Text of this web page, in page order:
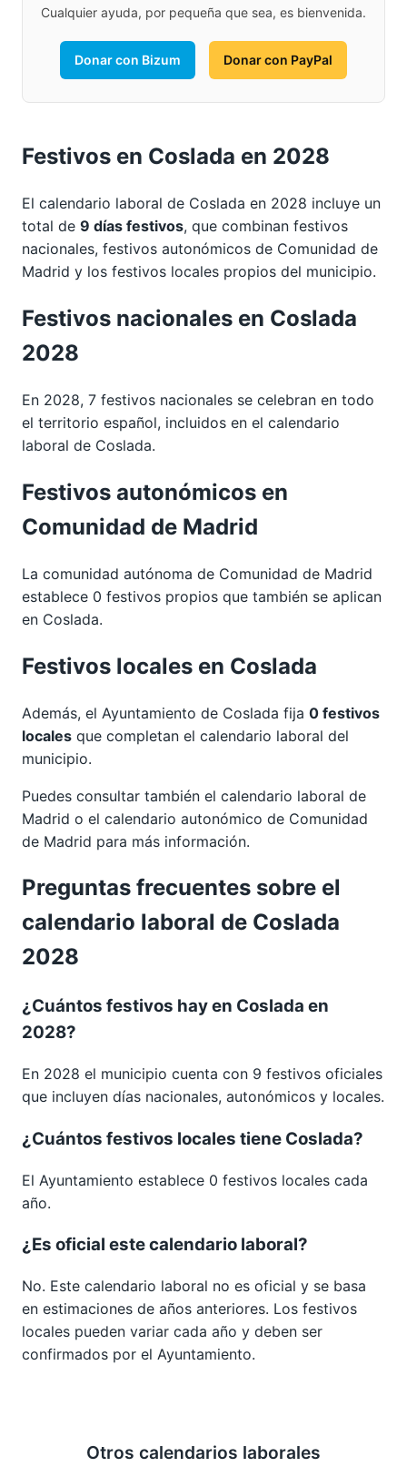
Cualquier ayuda, por pequeña que sea, es bienvenida.
Donar con Bizum Donar con PayPal
Festivos en Coslada en 2028
El calendario laboral de Coslada en 2028 incluye un
total de 9 días festivos, que combinan festivos
nacionales, festivos autonómicos de Comunidad de
Madrid y los festivos locales propios del municipio.
Festivos nacionales en Coslada
2028
En 2028, 7 festivos nacionales se celebran en todo
el territorio español, incluidos en el calendario
laboral de Coslada.
Festivos autonómicos en
Comunidad de Madrid
La comunidad autónoma de Comunidad de Madrid
establece 0 festivos propios que también se aplican
en Coslada.
Festivos locales en Coslada
Además, el Ayuntamiento de Coslada fija 0 festivos
locales que completan el calendario laboral del
municipio.
Puedes consultar también el calendario laboral de
Madrid o el calendario autonómico de Comunidad
de Madrid para más información.
Preguntas frecuentes sobre el
calendario laboral de Coslada
2028
¿Cuántos festivos hay en Coslada en
2028?
En 2028 el municipio cuenta con 9 festivos oficiales
que incluyen días nacionales, autonómicos y locales.
¿Cuántos festivos locales tiene Coslada?
El Ayuntamiento establece 0 festivos locales cada
año.
¿Es oficial este calendario laboral?
No. Este calendario laboral no es oficial y se basa
en estimaciones de años anteriores. Los festivos
locales pueden variar cada año y deben ser
confirmados por el Ayuntamiento.
Otros calendarios laborales